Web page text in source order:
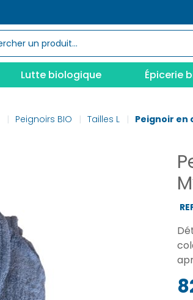
Lutte biologique Épicerie
Peignoirs BIO Tailles L Peignoir en